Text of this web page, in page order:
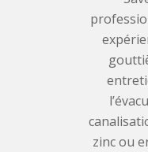
zinc ou